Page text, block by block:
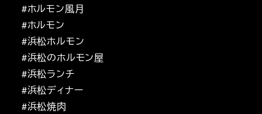
#ホルモン風月
#ホルモン
#浜松ホルモン
#浜松のホルモン屋
#浜松ランチ
#浜松ディナー
#浜松焼肉